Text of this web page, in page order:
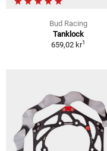
Bud Racing
Tanklock
659,02 kr1